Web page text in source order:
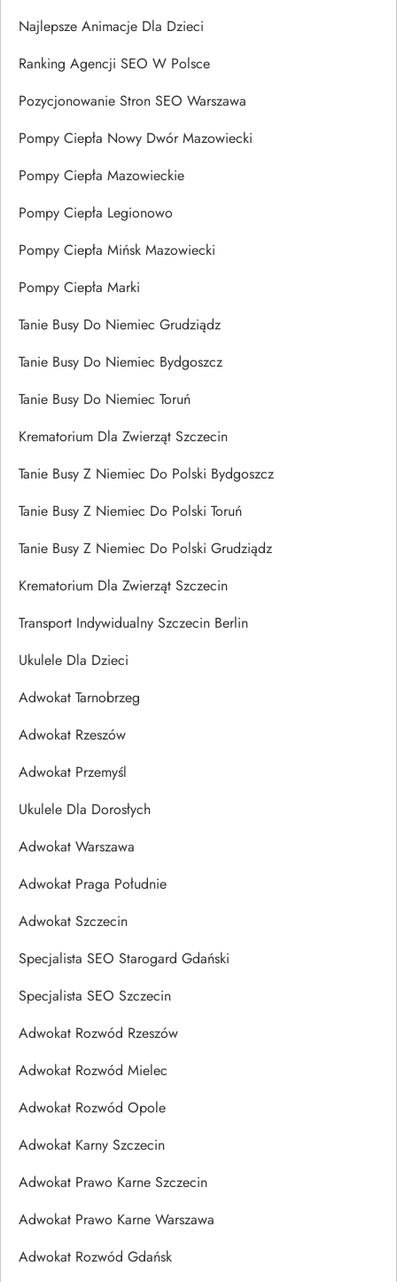
Najlepsze Animacje Dla Dzieci
Ranking Agencji SEO W Polsce
Pozycjonowanie Stron SEO Warszawa
Pompy Ciepła Nowy Dwór Mazowiecki
Pompy Ciepła Mazowieckie
Pompy Ciepła Legionowo
Pompy Ciepła Mińsk Mazowiecki
Pompy Ciepła Marki
Tanie Busy Do Niemiec Grudziądz
Tanie Busy Do Niemiec Bydgoszcz
Tanie Busy Do Niemiec Toruń
Krematorium Dla Zwierząt Szczecin
Tanie Busy Z Niemiec Do Polski Bydgoszcz
Tanie Busy Z Niemiec Do Polski Toruń
Tanie Busy Z Niemiec Do Polski Grudziądz
Krematorium Dla Zwierząt Szczecin
Transport Indywidualny Szczecin Berlin
Ukulele Dla Dzieci
Adwokat Tarnobrzeg
Adwokat Rzeszów
Adwokat Przemyśl
Ukulele Dla Dorosłych
Adwokat Warszawa
Adwokat Praga Południe
Adwokat Szczecin
Specjalista SEO Starogard Gdański
Specjalista SEO Szczecin
Adwokat Rozwód Rzeszów
Adwokat Rozwód Mielec
Adwokat Rozwód Opole
Adwokat Karny Szczecin
Adwokat Prawo Karne Szczecin
Adwokat Prawo Karne Warszawa
Adwokat Rozwód Gdańsk